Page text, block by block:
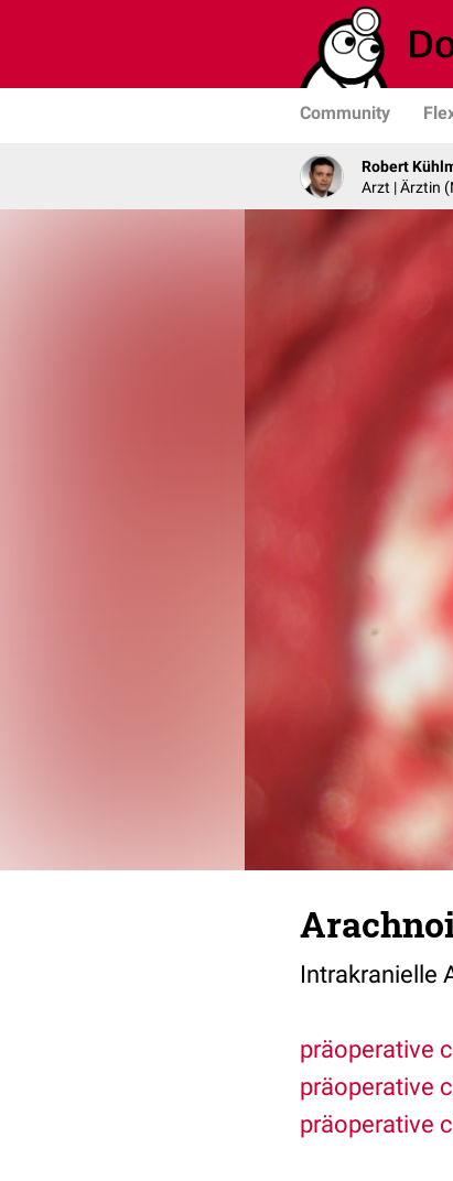
Community
Robert
Arzt | Ärztin
Intrakranielle
präoperative
präoperative
präoperative